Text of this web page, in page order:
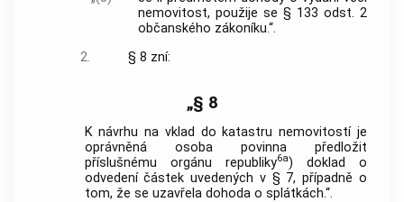
nemovitost, použije se § 133 odst. 2
občanského zákoníku.“.
2.
§ 8 zní:
„§ 8
K návrhu na vklad do katastru nemovitostí je
oprávněná osoba povinna předložit
příslušnému orgánu republiky6a) doklad o
odvedení částek uvedených v § 7, případně o
tom, že se uzavřela dohoda o splátkách.“.